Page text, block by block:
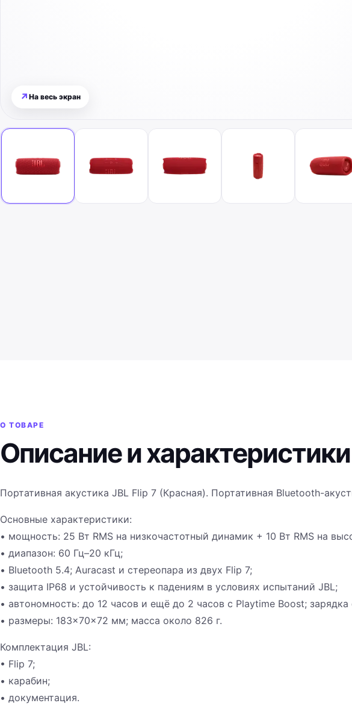
↗ На весь экран
О ТОВАРЕ
Описание и характеристики
Портативная акустика JBL Flip 7 (Красная). Портативная Bluetooth-
Основные характеристики:
• мощность: 25 Вт RMS на низкочастотный динамик + 10 Вт RMS на
• диапазон: 60 Гц–20 кГц;
• Bluetooth 5.4; Auracast и стереопара из двух Flip 7;
• защита IP68 и устойчивость к падениям в условиях испытаний JBL;
• автономность: до 12 часов и ещё до 2 часов с Playtime Boost; зарядка
• размеры: 183×70×72 мм; масса около 826 г.
Комплектация JBL:
• Flip 7;
• карабин;
• документация.